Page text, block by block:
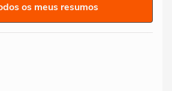
os meus resumos